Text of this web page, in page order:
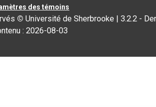
des témoins
© Université de Sherbrooke |3.2.2 -
:2026-08-03